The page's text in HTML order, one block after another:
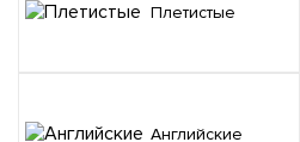
Плетистые
Английские